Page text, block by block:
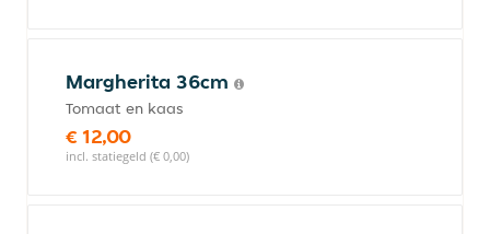
Margherita 36cm
Tomaat en kaas
€ 12,00
incl. statiegeld (€ 0,00)